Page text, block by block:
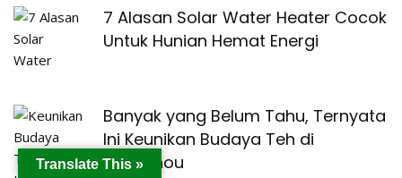
7 Alasan Solar Water Heater Cocok
Untuk Hunian Hemat Energi
Banyak yang Belum Tahu, Ternyata
Ini Keunikan Budaya Teh di
Hangzhou
Translate This »